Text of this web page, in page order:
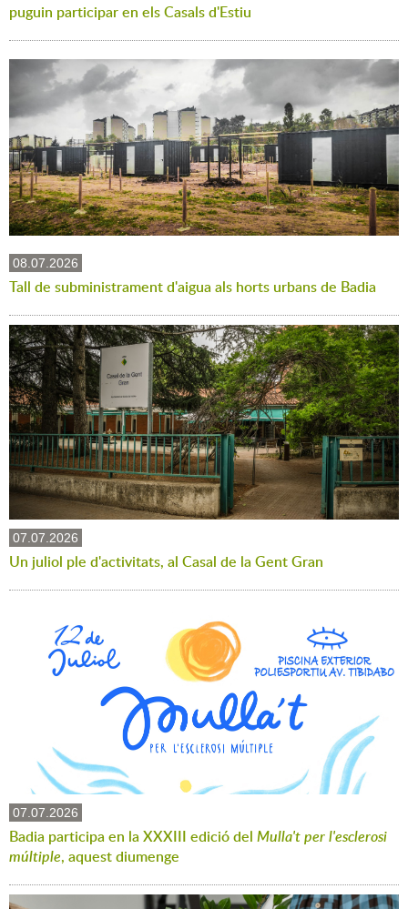
puguin participar en els Casals d'Estiu
08.07.2026
Tall de subministrament d'aigua als horts urbans de Badia
07.07.2026
Un juliol ple d'activitats, al Casal de la Gent Gran
07.07.2026
Badia participa en la XXXIII edició del Mulla't per l'esclerosi
múltiple, aquest diumenge